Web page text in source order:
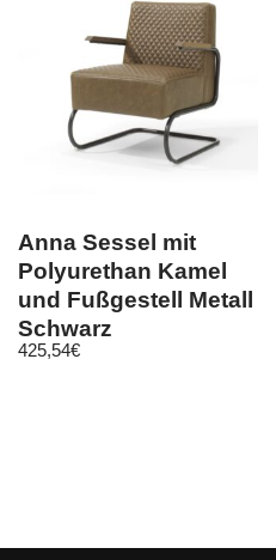
Anna Sessel mit
Polyurethan Kamel
und Fußgestell Metall
Schwarz
425,54€